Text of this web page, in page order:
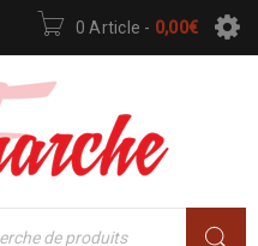
0 Article - 0,00€